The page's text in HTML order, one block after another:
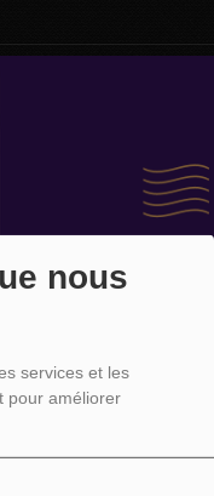
nous
services et les
pour améliorer